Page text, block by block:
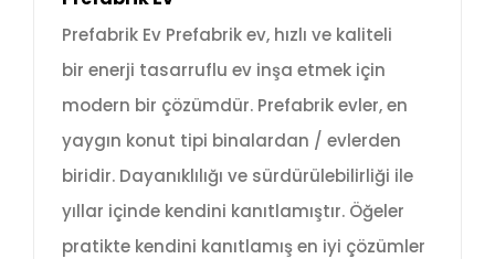
Prefabrik Ev Prefabrik ev, hızlı ve kaliteli
bir enerji tasarruflu ev inşa etmek için
modern bir çözümdür. Prefabrik evler, en
yaygın konut tipi binalardan / evlerden
biridir. Dayanıklılığı ve sürdürülebilirliği ile
yıllar içinde kendini kanıtlamıştır. Öğeler
pratikte kendini kanıtlamış en iyi çözümler